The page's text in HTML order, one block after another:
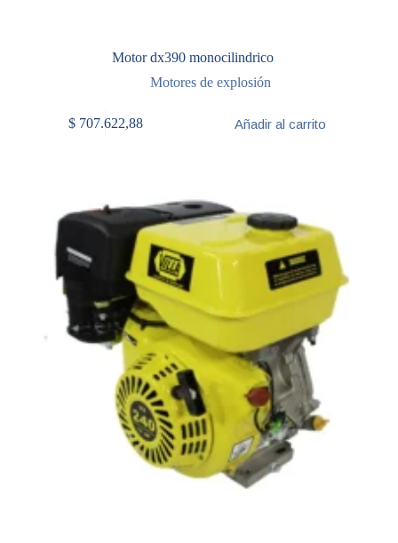
Motor dx390 monocilindrico
Motores de explosión
$707.622,88 Añadir al carrito